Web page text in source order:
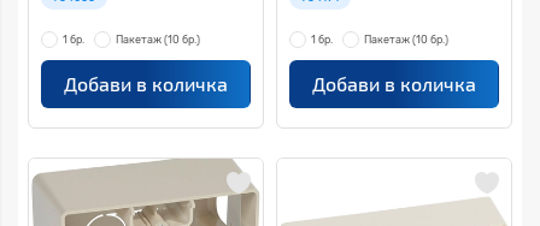
1 бр. Пакетаж (10 бр.)
Добави в количка
1 бр. Пакетаж (10 бр.)
Добави в количка